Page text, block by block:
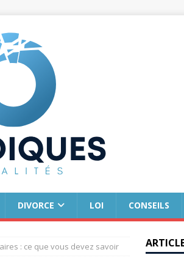
DIVORCE LOI CONSEILS
: ce que vous devez savoir